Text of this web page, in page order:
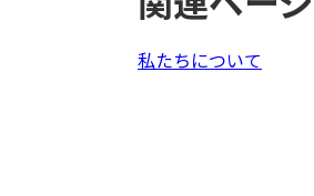
私たちについて